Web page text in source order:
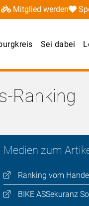
Mitglied werden
Sei dabei
Ranking
Medien zum
Ranking vom
BIKE ASSekuranz